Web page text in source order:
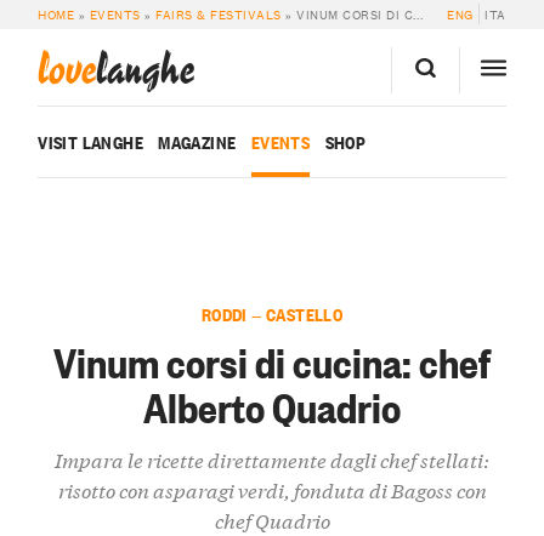
HOME » EVENTS »FAIRS & FESTIVALS »VINUM CORSI DI CUCINA: CHEF ALBERTO QUADRIO ENG ITA
lovelanghe
VISIT LANGHE MAGAZINE EVENTS SHOP
RODDI — CASTELLO
Vinum corsi di cucina: chef
Alberto Quadrio
Impara le ricette direttamente dagli chef stellati:
risotto con asparagi verdi, fonduta di Bagoss con
chef Quadrio